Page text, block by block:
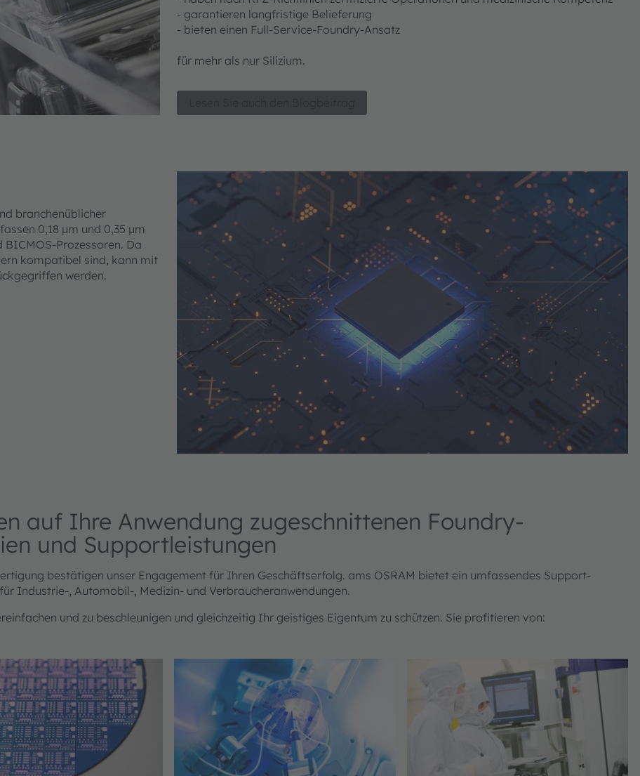
- garantieren langfristige Belieferung
- bieten einen Full-Service-Foundry-Ansatz
für mehr als nur Silizium.
branchenüblicher
0,18 µm und 0,35 µm
Prozessoren. Da
kompatibel sind, kann mit
werden.
auf Ihre Anwendung zugeschnittenen Foundry-
und Supportleistungen
bestätigen unser Engagement für Ihren Geschäftserfolg. ams OSRAM bietet ein umfassendes Support-
Industrie-, Automobil-, Medizin- und Verbraucheranwendungen.
und zu beschleunigen und gleichzeitig Ihr geistiges Eigentum zu schützen. Sie profitieren von: